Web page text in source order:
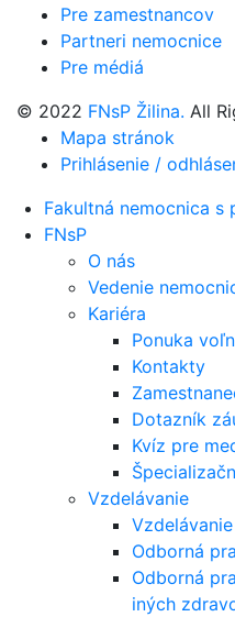
Pre zamestnancov
Partneri nemocnice
Pre médiá
© 2022 FNsP Žilina. All
Mapa stránok
Prihlásenie /
Fakultná nemocnica s
FNsP
O nás
Vedenie
Kariéra
Ponuka
Kontakty
Dotazník
Kvíz pre
Vzdelávanie
Odborná
Odborná
iných